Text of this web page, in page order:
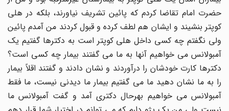
حضرت امام تقاضا کردم که‌ پائین تشریف نیاورند، بلکه‌ در هلى
کوپتر بنشیند و ایشان هم لطف کرده‌ و قبول کردند من آمدم پائین
ولى نگفتم چه‌ کسى داخل هلى کوپتر است به‌ دکترها گفتیم یک
آمبولانس می خواهیم آنها به‌ ما می گفتند بیمار چه‌ کسى است؟
دکترها کارت خودشان را درآوردند و نشان دادند و گفتند اقلاً بیمار
را به‌ ما نشان دهید ما می گفتیم بیمار ما دیدنى نیست، ما فقط
آمبولانس می خواهیم بهرحال دکترى آمد و گفت آمبولانس ما